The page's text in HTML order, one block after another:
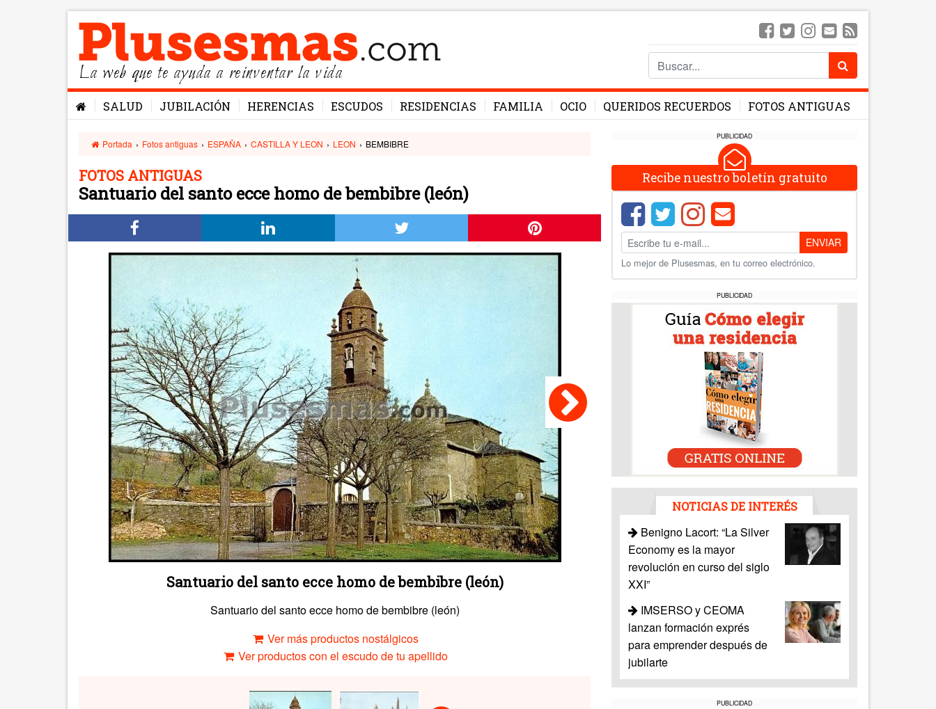
La web que te ayuda a reinventar la vida
SALUD JUBILACIÓN HERENCIAS ESCUDOS RESIDENCIAS FAMILIA OCIO QUERIDOS RECUERDOS FOTOS ANTIGUAS
Portada › Fotos antiguas › ESPAÑA › CASTILLA Y LEON › LEON › BEMBIBRE
FOTOS ANTIGUAS
Santuario del santo ecce homo de bembibre (león)
Santuario del santo ecce homo de bembibre (león)
Santuario del santo ecce homo de bembibre (león)
Ver más productos nostálgicos
Ver productos con el escudo de tu apellido
PUBLICIDAD
Recibe nuestro boletín gratuito
ENVIAR
Lo mejor de Plusesmas, en tu correo electrónico.
PUBLICIDAD
NOTICIAS DE INTERÉS
Benigno Lacort: “La Silver
Economy es la mayor
revolución en curso del siglo
XXI”
IMSERSO y CEOMA
lanzan formación exprés
para emprender después de
jubilarte
PUBLICIDAD